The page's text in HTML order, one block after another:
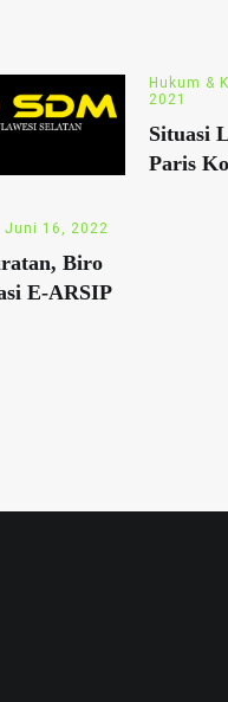
Juni 16, 2022
Biro
E-ARSIP
Hukum &
2021
Situasi
Paris